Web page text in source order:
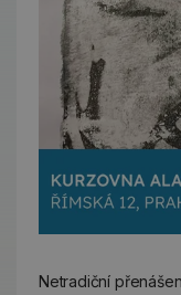
Netradiční